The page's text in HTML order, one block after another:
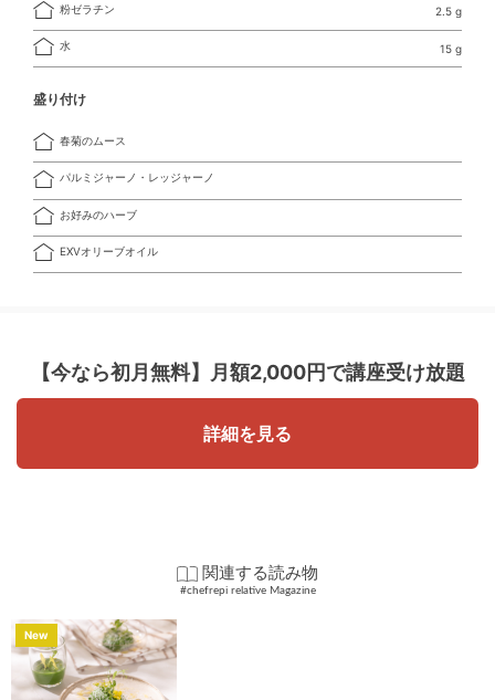
粉ゼラチン 2.5 g
水 15 g
盛り付け
春菊のムース
パルミジャーノ・レッジャーノ
お好みのハーブ
EXVオリーブオイル
【今なら初月無料】 月額2,000円で講座受け放題
詳細を見る
関連する読み物
#chefrepi relative Magazine
New